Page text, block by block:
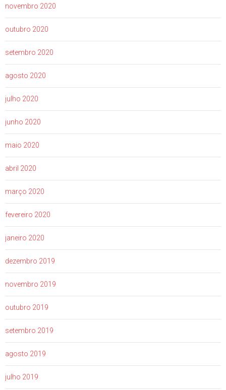
novembro 2020
outubro 2020
setembro 2020
agosto 2020
julho 2020
junho 2020
maio 2020
abril 2020
março 2020
fevereiro 2020
janeiro 2020
dezembro 2019
novembro 2019
outubro 2019
setembro 2019
agosto 2019
julho 2019